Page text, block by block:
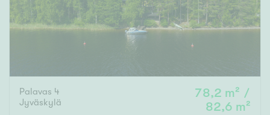
Palavas 4
Jyväskylä
78,2 m² /
82,6 m²